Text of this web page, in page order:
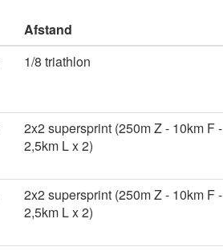
Afstand
1/8 triathlon
2x2 supersprint (250m Z - 10km F -
2,5km L x 2)
2x2 supersprint (250m Z - 10km F -
2,5km L x 2)